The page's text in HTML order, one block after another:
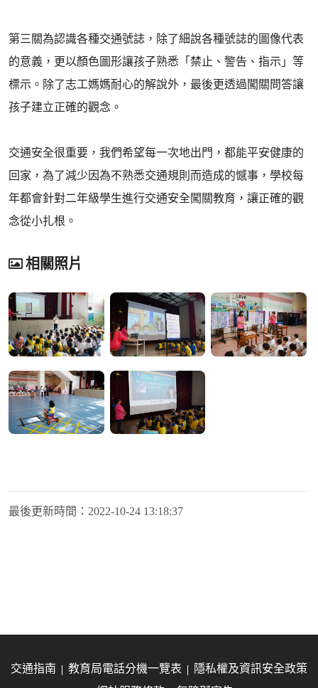
第三關為認識各種交通號誌，除了細說各種號誌的圖像代表
的意義，更以顏色圖形讓孩子熟悉「禁止、警告、指示」等
標示。除了志工媽媽耐心的解說外，最後更透過闖關問答讓
孩子建立正確的觀念。
交通安全很重要，我們希望每一次地出門，都能平安健康的
回家，為了減少因為不熟悉交通規則而造成的憾事，學校每
年都會針對二年級學生進行交通安全闖關教育，讓正確的觀
念從小扎根。
相關照片
最後更新時間： 2022-10-24 13:18:37
交通指南 教育局電話分機一覽表
隱私權及資訊安全政策